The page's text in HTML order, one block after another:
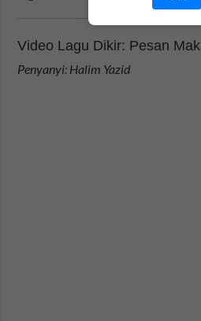
Video Lagu Dikir: Pesan Mak
Penyanyi: Halim Yazid